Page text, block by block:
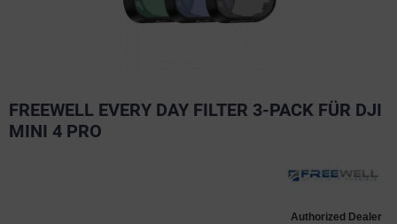
FREEWELL EVERY DAY FILTER 3-PACK FÜR DJI
MINI 4 PRO
Authorized Dealer